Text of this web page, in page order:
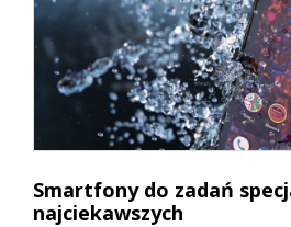
Smartfony do zadań
najciekawszych